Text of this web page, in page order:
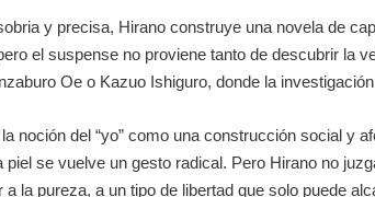
y precisa, Hirano construye una novela de
el suspense no proviene tanto de descubrir la
Oe o Kazuo Ishiguro, donde la
noción del “yo” como una construcción social y
piel se vuelve un gesto radical. Pero Hirano no
a la pureza, a un tipo de libertad que solo puede